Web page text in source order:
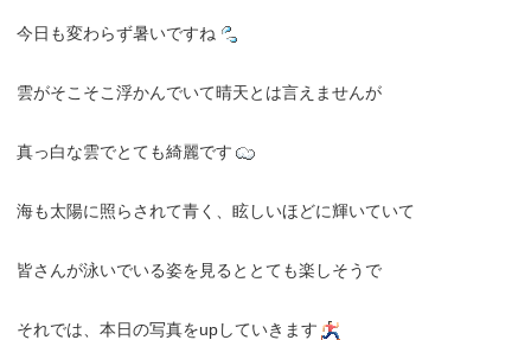
今日も変わらず暑いですね
雲がそこそこ浮かんでいて晴天とは言えませんが
真っ白な雲でとても綺麗です
海も太陽に照らされて青く、眩しいほどに輝いていて
皆さんが泳いでいる姿を見るととても楽しそうで
それでは、本日の写真をupしていきます